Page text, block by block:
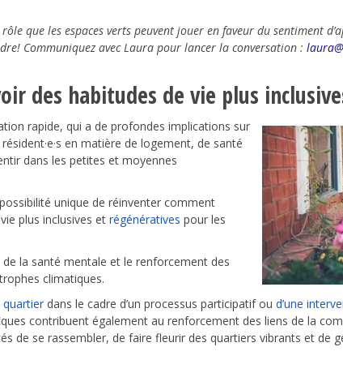
que les espaces verts peuvent jouer en faveur du sentiment
Communiquez avec Laura pour lancer la conversation :
des habitudes de vie plus
rapide, qui a de profondes implications sur
en matière de logement, de santé
dans les petites et moyennes
unique de réinventer comment
plus inclusives et régénératives pour les
la santé mentale et le renforcement des
climatiques.
quartierdans le cadre d’un processus participatif ou d’une
contribuent également au renforcement des liens de la
se rassembler, de faire fleurir des quartiers vibrants et de